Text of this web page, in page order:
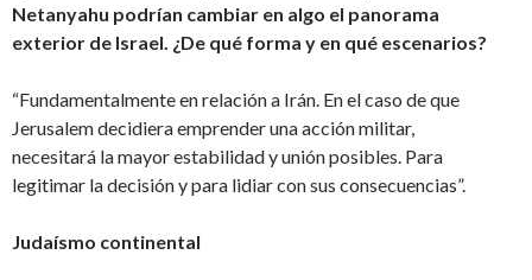
Netanyahu podrían cambiar en algo el panorama
exterior de Israel. ¿De qué forma y en qué escenarios?
“Fundamentalmente en relación a Irán. En el caso de que
Jerusalem decidiera emprender una acción militar,
necesitará la mayor estabilidad y unión posibles. Para
legitimar la decisión y para lidiar con sus consecuencias”.
Judaísmo continental